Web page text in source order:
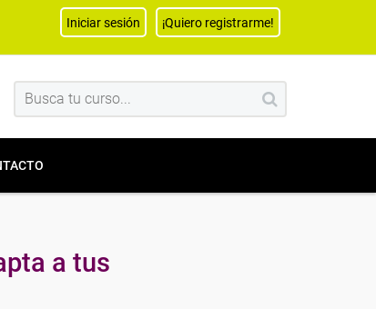
Iniciar sesión ¡Quiero registrarme!
a tus